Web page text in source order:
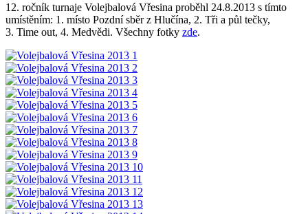
12. ročník turnaje Volejbalová Vřesina proběhl 24.8.2013 s tímto
umístěním: 1. místo Pozdní sběr z Hlučína, 2. Tři a půl tečky,
3. Time out, 4. Medvědi. Všechny fotky zde.